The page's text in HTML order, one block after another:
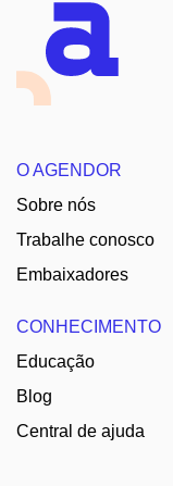
O AGENDOR
Sobre nós
Trabalhe conosco
Embaixadores
CONHECIMENTO
Educação
Blog
Central de ajuda